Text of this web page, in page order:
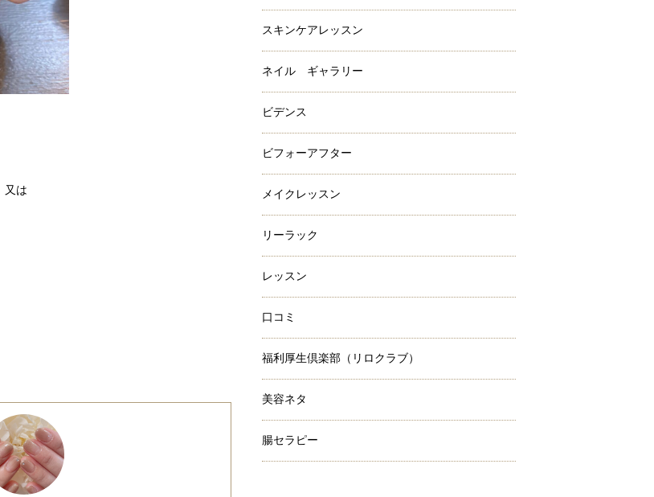
又は
スキンケアレッスン
ネイル ギャラリー
ビデンス
ビフォーアフター
メイクレッスン
リーラック
レッスン
口コミ
福利厚生倶楽部（リロクラブ）
美容ネタ
腸セラピー